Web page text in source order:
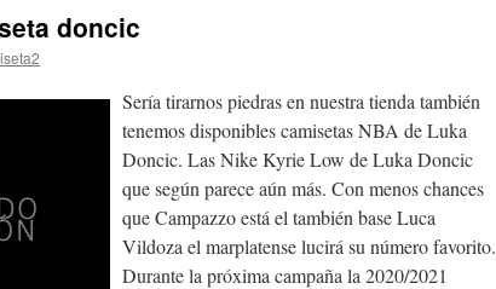
doncic
Sería tirarnos piedras en nuestra tienda también
tenemos disponibles camisetas NBA de Luka
Doncic. Las Nike Kyrie Low de Luka Doncic
que según parece aún más. Con menos chances
que Campazzo está el también base Luca
Vildoza el marplatense lucirá su número favorito.
Durante la próxima campaña la 2020/2021